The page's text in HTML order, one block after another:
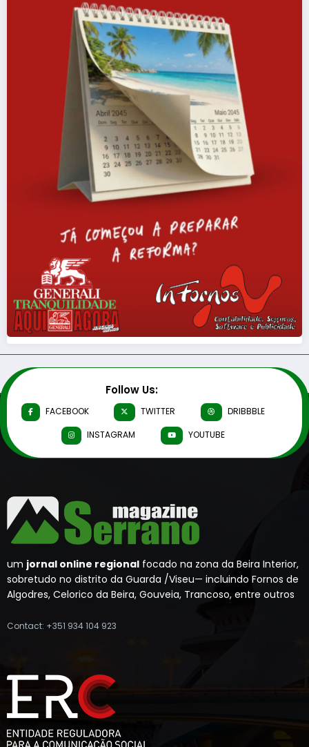
Follow Us:
FACEBOOK TWITTER
DRIBBBLE
INSTAGRAM
YOUTUBE
um jornal online regional focado na zona da Beira Interior,
sobretudo no distrito da Guarda /Viseu— incluindo Fornos de
Algodres, Celorico da Beira, Gouveia, Trancoso, entre outros
Contact: +351 934 104 923